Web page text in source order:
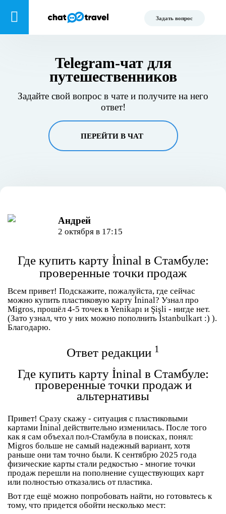
Задать вопрос
Telegram-чат для
путешественников
Задайте свой вопрос в чате и получите на него
ответ!
ПЕРЕЙТИ В ЧАТ
Андрей
2 октября в 17:15
Где купить карту İninal в Стамбуле:
проверенные точки продаж
Всем привет! Подскажите, пожалуйста, где сейчас
можно купить пластиковую карту İninal? Узнал про
Migros, прошёл 4-5 точек в Yenikapı и Şişli - нигде нет.
(Зато узнал, что у них можно пополнить İstanbulkart :) ).
Благодарю.
Ответ редакции 1
Где купить карту İninal в Стамбуле:
проверенные точки продаж и
альтернативы
Привет! Сразу скажу - ситуация с пластиковыми
картами İninal действительно изменилась. После того
как я сам объехал пол-Стамбула в поисках, понял:
Migros больше не самый надежный вариант, хотя
раньше они там точно были. К сентябрю 2025 года
физические карты стали редкостью - многие точки
продаж перешли на пополнение существующих карт
или полностью отказались от пластика.
Вот где ещё можно попробовать найти, но готовьтесь к
тому, что придется обойти несколько мест: